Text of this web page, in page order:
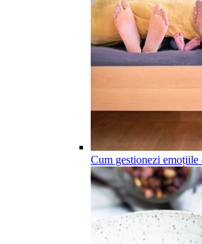
Cum gestionezi emoțiile